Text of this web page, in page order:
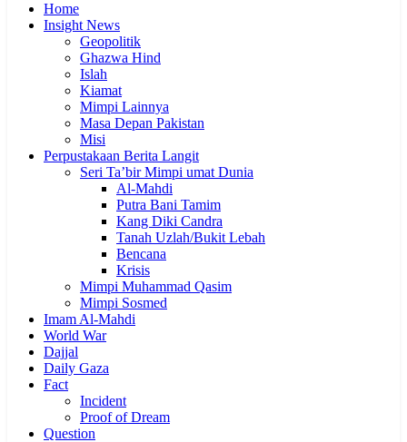
Home
Insight News
Geopolitik
Ghazwa Hind
Islah
Kiamat
Mimpi Lainnya
Masa Depan Pakistan
Misi
Perpustakaan Berita Langit
Seri Ta’bir Mimpi umat Dunia
Al-Mahdi
Putra Bani Tamim
Kang Diki Candra
Tanah Uzlah/Bukit Lebah
Bencana
Krisis
Mimpi Muhammad Qasim
Mimpi Sosmed
Imam Al-Mahdi
World War
Dajjal
Daily Gaza
Fact
Incident
Proof of Dream
Question